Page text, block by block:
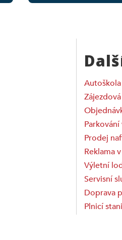
Prodej
Reklama
Výletní
Servisní
Doprava
Plnicí